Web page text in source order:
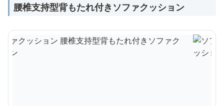
腰椎支持型背もたれ付きソファクッション